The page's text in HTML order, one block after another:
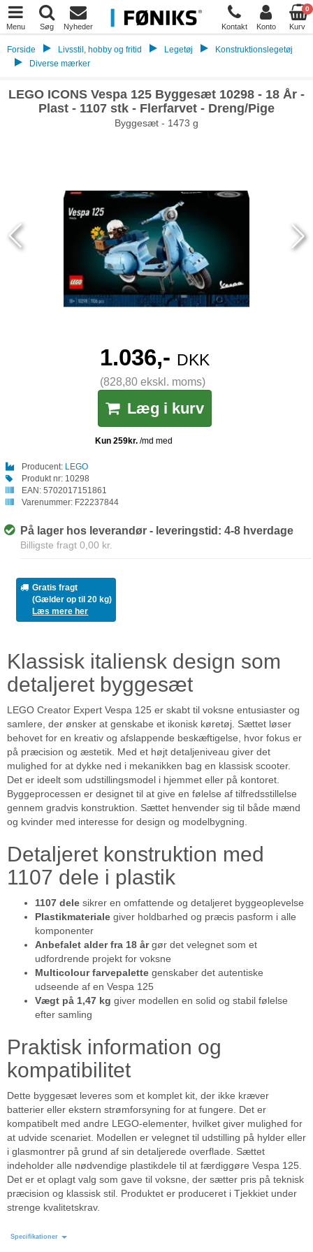
Menu Søg Nyheder Kontakt Konto
0
Kurv
Forside Livsstil, hobby og fritid Legetøj
Konstruktionslegetøj
Diverse mærker
LEGO ICONS Vespa 125 Byggesæt 10298 - 18 År -
Plast - 1107 stk - Flerfarvet - Dreng/Pige
Byggesæt - 1473 g
1.036,- DKK
(828,80 ekskl. moms)
Læg i kurv
Producent: LEGO
Produkt nr: 10298
EAN: 5702017151861
Varenummer: F22237844
På lager hos leverandør - leveringstid: 4-8 hverdage
Billigste fragt 0,00 kr.
Gratis fragt
(Gælder op til 20 kg)
Læs mere her
Klassisk italiensk design som
detaljeret byggesæt
LEGO Creator Expert Vespa 125 er skabt til voksne entusiaster og
samlere, der ønsker at genskabe et ikonisk køretøj. Sættet løser
behovet for en kreativ og afslappende beskæftigelse, hvor fokus er
på præcision og æstetik. Med et højt detaljeniveau giver det
mulighed for at dykke ned i mekanikken bag en klassisk scooter.
Det er ideelt som udstillingsmodel i hjemmet eller på kontoret.
Byggeprocessen er designet til at give en følelse af tilfredsstillelse
gennem gradvis konstruktion. Sættet henvender sig til både mænd
og kvinder med interesse for design og modelbygning.
Detaljeret konstruktion med
1107 dele i plastik
1107 dele sikrer en omfattende og detaljeret byggeoplevelse
Plastikmateriale giver holdbarhed og præcis pasform i alle
komponenter
Anbefalet alder fra 18 årgør det velegnet som et
udfordrende projekt for voksne
Multicolour farvepalette genskaber det autentiske
udseende af en Vespa 125
Vægt på 1,47 kg giver modellen en solid og stabil følelse
efter samling
Praktisk information og
kompatibilitet
Dette byggesæt leveres som et komplet kit, der ikke kræver
batterier eller ekstern strømforsyning for at fungere. Det er
kompatibelt med andre LEGO-elementer, hvilket giver mulighed for
at udvide scenariet. Modellen er velegnet til udstilling på hylder eller
i glasmontrer på grund af sin detaljerede overflade. Sættet
indeholder alle nødvendige plastikdele til at færdiggøre Vespa 125.
Det er et oplagt valg som gave til voksne, der sætter pris på teknisk
præcision og klassisk stil. Produktet er produceret i Tjekkiet under
strenge kvalitetskrav.
Specifikationer